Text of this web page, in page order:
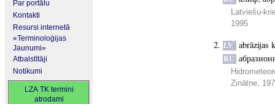
Par portālu
Kontakti
Resursi internetā
«Terminoloģijas
Jaunumi»
Atbalstītāji
Notikumi
LZA TK termini
atrodami
Latviešu-
1995
LV abrāzijas
RU
Zinātne,